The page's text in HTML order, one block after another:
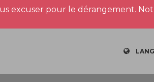
excuser pour le dérangement.